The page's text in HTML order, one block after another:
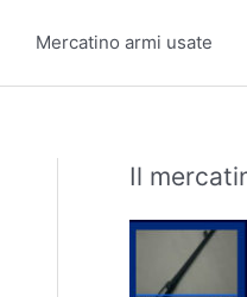
Mercatino armi usate
Il